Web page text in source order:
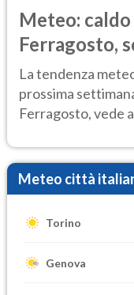
Meteo:
Ferragosto,
Ecco dove
La tendenza
prossima
Ferragosto, vede
Meteo città
Torino
Genova